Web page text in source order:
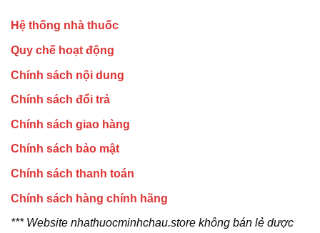
Hệ thống nhà thuốc
Quy chế hoạt động
Chính sách nội dung
Chính sách đổi trả
Chính sách giao hàng
Chính sách bảo mật
Chính sách thanh toán
Chính sách hàng chính hãng
*** Website nhathuocminhchau.store không bán lẻ dược